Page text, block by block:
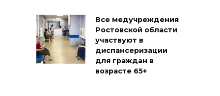
Все медучреждения
Ростовской области
участвуют в
диспансеризации
для граждан в
возрасте 65+